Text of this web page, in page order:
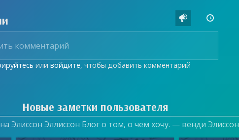
 
иливойдите, чтобы добавить комментарий
Новые заметки пользователя
Элиссон Эллиссон Блог о том, о чем хочу. — венди Элиссон